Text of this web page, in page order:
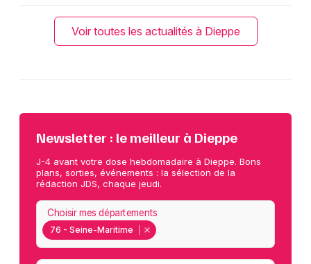
Voir toutes les actualités à Dieppe
Newsletter : le meilleur à Dieppe
J-4 avant votre dose hebdomadaire à Dieppe. Bons
plans, sorties, événements : la sélection de la
rédaction JDS, chaque jeudi.
76 - Seine-Maritime
Choisir mes départements